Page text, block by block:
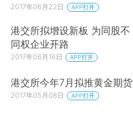
2017年06月22日 APP打开
港交所拟增设新板 为同股不
同权企业开路
2017年06月16日 APP打开
港交所今年7月拟推黄金期货
2017年05月08日 APP打开